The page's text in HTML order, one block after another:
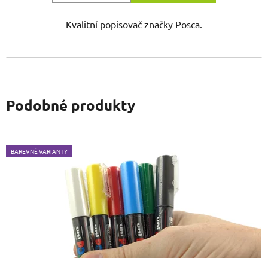
Kvalitní popisovač značky Posca.
Podobné produkty
BAREVNÉ VARIANTY